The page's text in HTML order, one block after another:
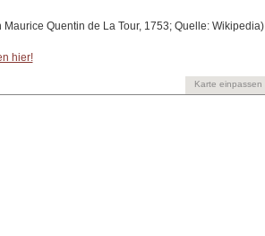
Quentin de La Tour, 1753; Quelle: Wikipedia)
hier!
Karte einpassen